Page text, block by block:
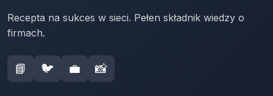
Recepta na sukces w sieci. Pełen składnik wiedzy o
firmach.
📘 🐦 💼 📸